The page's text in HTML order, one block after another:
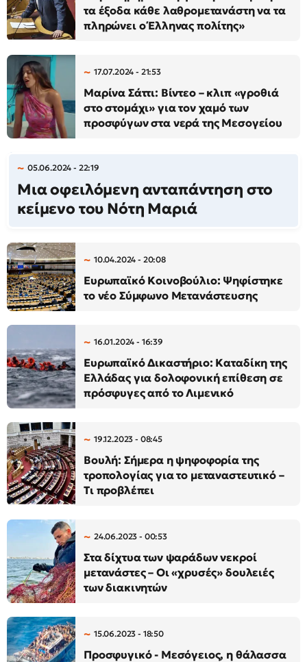
τα έξοδα κάθε λαθρομετανάστη να τα
πληρώνει ο Έλληνας πολίτης»
17.07.2024 - 21:53
Μαρίνα Σάττι: Βίντεο – κλιπ «γροθιά
στο στομάχι» για τον χαμό των
προσφύγων στα νερά της Μεσογείου
05.06.2024 - 22:19
Μια οφειλόμενη ανταπάντηση στο
κείμενο του Νότη Μαριά
10.04.2024 - 20:08
Ευρωπαϊκό Κοινοβούλιο: Ψηφίστηκε
το νέο Σύμφωνο Μετανάστευσης
16.01.2024 - 16:39
Ευρωπαϊκό Δικαστήριο: Καταδίκη της
Ελλάδας για δολοφονική επίθεση σε
πρόσφυγες από το Λιμενικό
19.12.2023 - 08:45
Βουλή: Σήμερα η ψηφοφορία της
τροπολογίας για το μεταναστευτικό –
Τι προβλέπει
24.06.2023 - 00:53
Στα δίχτυα των ψαράδων νεκροί
μετανάστες – Οι «χρυσές» δουλειές
των διακινητών
15.06.2023 - 18:50
Προσφυγικό - Μεσόγειος, η θάλασσα